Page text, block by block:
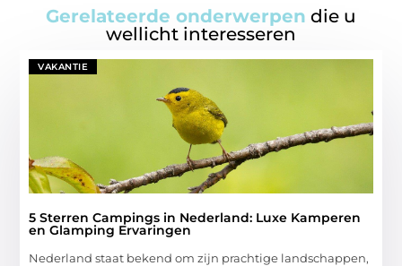
Gerelateerde onderwerpen die u
wellicht interesseren
VAKANTIE
5 Sterren Campings in Nederland: Luxe Kamperen
en Glamping Ervaringen
Nederland staat bekend om zijn prachtige landschappen,